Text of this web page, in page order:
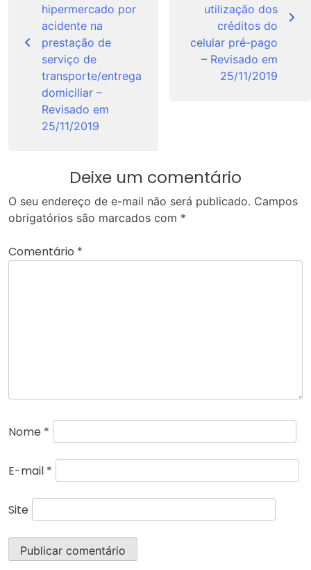
hipermercado por
acidente na
prestação de
serviço de
transporte/entrega
domiciliar –
Revisado em
25/11/2019
utilização dos
créditos do
celular pré-pago
– Revisado em
25/11/2019
Deixe um comentário
O seu endereço de e-mail não será publicado. Campos
obrigatórios são marcados com *
Comentário *
Nome *
E-mail *
Site